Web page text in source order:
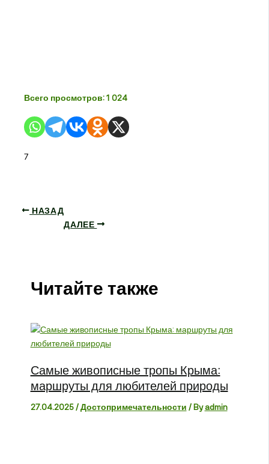
Всего просмотров: 1 024
7
НАЗАД
ДАЛЕЕ
Читайте также
Самые живописные тропы Крыма:
маршруты для любителей природы
27.04.2025/Достопримечательности / Byadmin